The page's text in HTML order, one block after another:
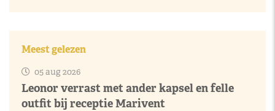
Meest gelezen
05 aug 2026
Leonor verrast met ander kapsel en felle
outfit bij receptie Marivent